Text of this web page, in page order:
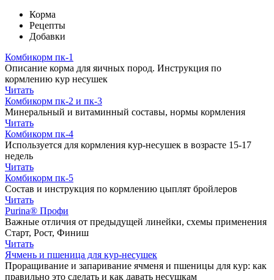
Корма
Рецепты
Добавки
Комбикорм пк-1
Описание корма для яичных пород. Инструкция по
кормлению кур несушек
Читать
Комбикорм пк-2 и пк-3
Минеральный и витаминный составы, нормы кормления
Читать
Комбикорм пк-4
Используется для кормления кур-несушек в возрасте 15-17
недель
Читать
Комбикорм пк-5
Состав и инструкция по кормлению цыплят бройлеров
Читать
Purina® Профи
Важные отличия от предыдущей линейки, схемы применения
Старт, Рост, Финиш
Читать
Ячмень и пшеница для кур-несушек
Проращивание и запаривание ячменя и пшеницы для кур: как
правильно это сделать и как давать несушкам